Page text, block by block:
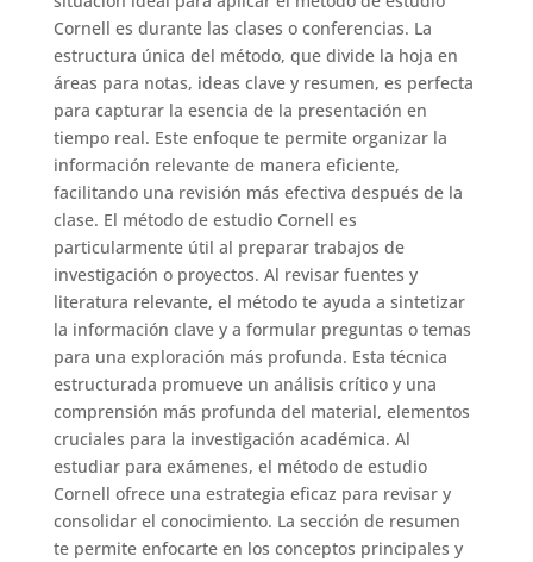
Cornell es durante las clases o conferencias. La
estructura única del método, que divide la hoja en
áreas para notas, ideas clave y resumen, es perfecta
para capturar la esencia de la presentación en
tiempo real. Este enfoque te permite organizar la
información relevante de manera eficiente,
facilitando una revisión más efectiva después de la
clase. El método de estudio Cornell es
particularmente útil al preparar trabajos de
investigación o proyectos. Al revisar fuentes y
literatura relevante, el método te ayuda a sintetizar
la información clave y a formular preguntas o temas
para una exploración más profunda. Esta técnica
estructurada promueve un análisis crítico y una
comprensión más profunda del material, elementos
cruciales para la investigación académica. Al
estudiar para exámenes, el método de estudio
Cornell ofrece una estrategia eficaz para revisar y
consolidar el conocimiento. La sección de resumen
te permite enfocarte en los conceptos principales y